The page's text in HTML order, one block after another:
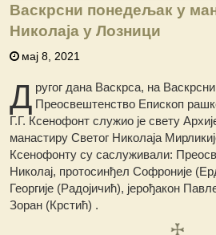
Васкрсни понедељак у
Николаја у Лозници
мај 8, 2021
Д ругог дана Васкрса, на
Преосвештенство Епископ
Г.Г. Ксенофонт служио је свету
манастиру Светог Николаја
Ксенофонту су саслуживали:
Николај, протосинђел Софроније
Георгијe (Радојичић), јерођакон
Зоран (Крстић) .